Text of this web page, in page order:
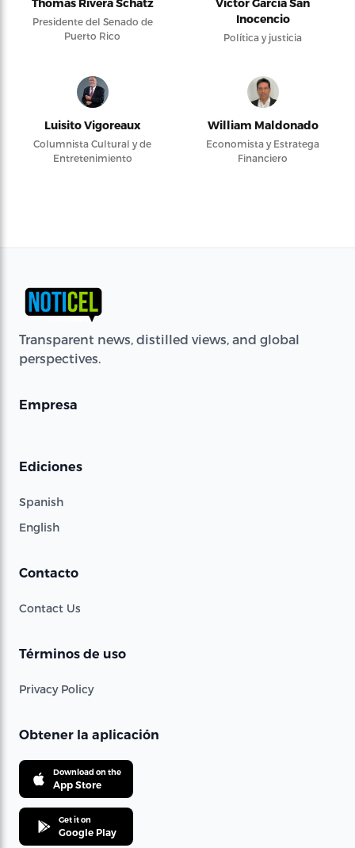
Thomas Rivera Schatz
Presidente del Senado de
Puerto Rico
Víctor García San
Inocencio
Política y justicia
Luisito Vigoreaux
Columnista Cultural y de
Entretenimiento
William Maldonado
Economista y Estratega
Financiero
Transparent news, distilled views, and global
perspectives.
Empresa
Ediciones
Spanish
English
Contacto
Contact Us
Términos de uso
Privacy Policy
Obtener la aplicación
Download on the
App Store
Get it on
Google Play